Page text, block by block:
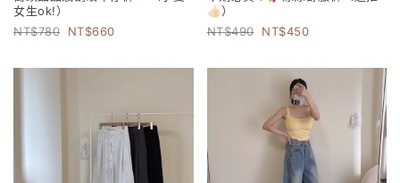
女生ok!）
780
660
👍🏻）
490
450